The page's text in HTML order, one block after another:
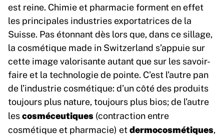
est reine. Chimie et pharmacie forment en effet
les principales industries exportatrices de la
Suisse. Pas étonnant dès lors que, dans ce sillage,
la cosmétique made in Switzerland s’appuie sur
cette image valorisante autant que sur les savoir-
faire et la technologie de pointe. C’est l’autre pan
de l’industrie cosmétique: d’un côté des produits
toujours plus nature, toujours plus bios; de l’autre
lescosméceutiques (contraction entre
cosmétique et pharmacie) etdermocosmétiques,